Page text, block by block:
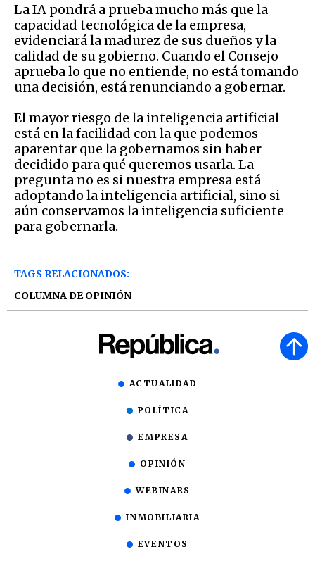
La IA pondrá a prueba mucho más que la
capacidad tecnológica de la empresa,
evidenciará la madurez de sus dueños y la
calidad de su gobierno. Cuando el Consejo
aprueba lo que no entiende, no está tomando
una decisión, está renunciando a gobernar.
El mayor riesgo de la inteligencia artificial
está en la facilidad con la que podemos
aparentar que la gobernamos sin haber
decidido para qué queremos usarla. La
pregunta no es si nuestra empresa está
adoptando la inteligencia artificial, sino si
aún conservamos la inteligencia suficiente
para gobernarla.
TAGS RELACIONADOS:
COLUMNA DE OPINIÓN
ACTUALIDAD
POLÍTICA
EMPRESA
OPINIÓN
WEBINARS
INMOBILIARIA
EVENTOS